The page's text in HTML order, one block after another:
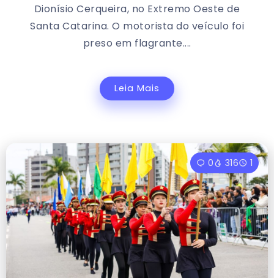
Dionísio Cerqueira, no Extremo Oeste de
Santa Catarina. O motorista do veículo foi
preso em flagrante....
Leia Mais
0 316 1